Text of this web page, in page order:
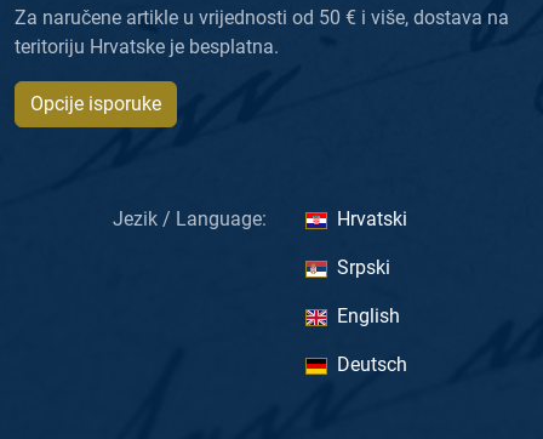
Za naručene artikle u vrijednosti od 50 € i više, dostava na
teritoriju Hrvatske je besplatna.
Opcije isporuke
Jezik / Language: Hrvatski
Srpski
English
Deutsch